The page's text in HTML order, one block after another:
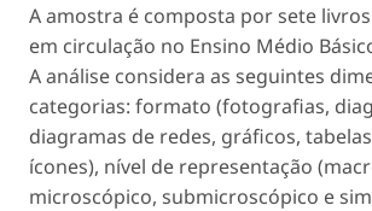
A amostra é composta por sete
em circulação no Ensino Médio
A análise considera as seguintes
categorias: formato (fotografias,
diagramas de redes, gráficos,
ícones), nível de representação
microscópico, submicroscópico e